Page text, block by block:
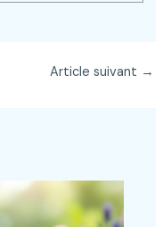
Article suivant →